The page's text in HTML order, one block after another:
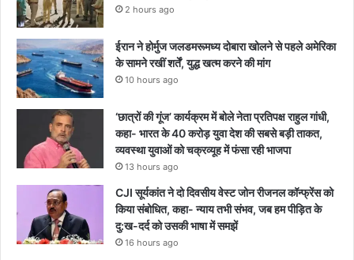
2 hours ago
ईरान ने होर्मुज जलडमरूमध्य दोबारा खोलने से पहले अमेरिका
के सामने रखीं शर्तें, युद्ध खत्म करने की मांग
10 hours ago
‘छात्रों की गूंज’ कार्यक्रम में बोले नेता प्रतिपक्ष राहुल गांधी,
कहा- भारत के 40 करोड़ युवा देश की सबसे बड़ी ताकत,
व्यवस्था युवाओं को चक्रव्यूह में फंसा रही भाजपा
13 hours ago
CJI सूर्यकांत ने दो दिवसीय वेस्ट जोन रीजनल कॉन्फ्रेंस को
किया संबोधित, कहा- न्याय तभी संभव, जब हम पीड़ित के
दु:ख-दर्द को उसकी भाषा में समझें
16 hours ago